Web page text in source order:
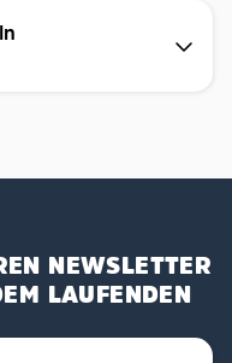
NEWSLETTER
LAUFENDEN